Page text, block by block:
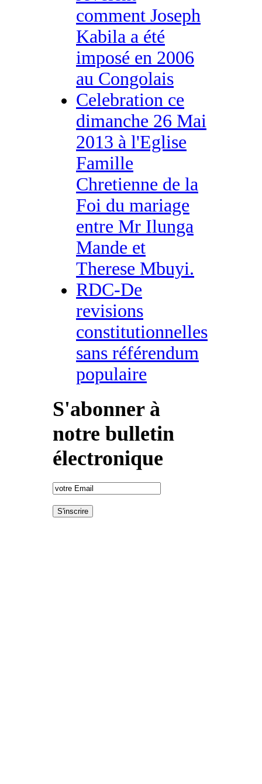
comment Joseph
Kabila a été
imposé en 2006
au Congolais
Celebration ce
dimanche 26 Mai
2013 à l'Eglise
Famille
Chretienne de la
Foi du mariage
entre Mr Ilunga
Mande et
Therese Mbuyi.
RDC-De
revisions
constitutionnelles
sans référendum
populaire
S'abonner à
notre bulletin
électronique